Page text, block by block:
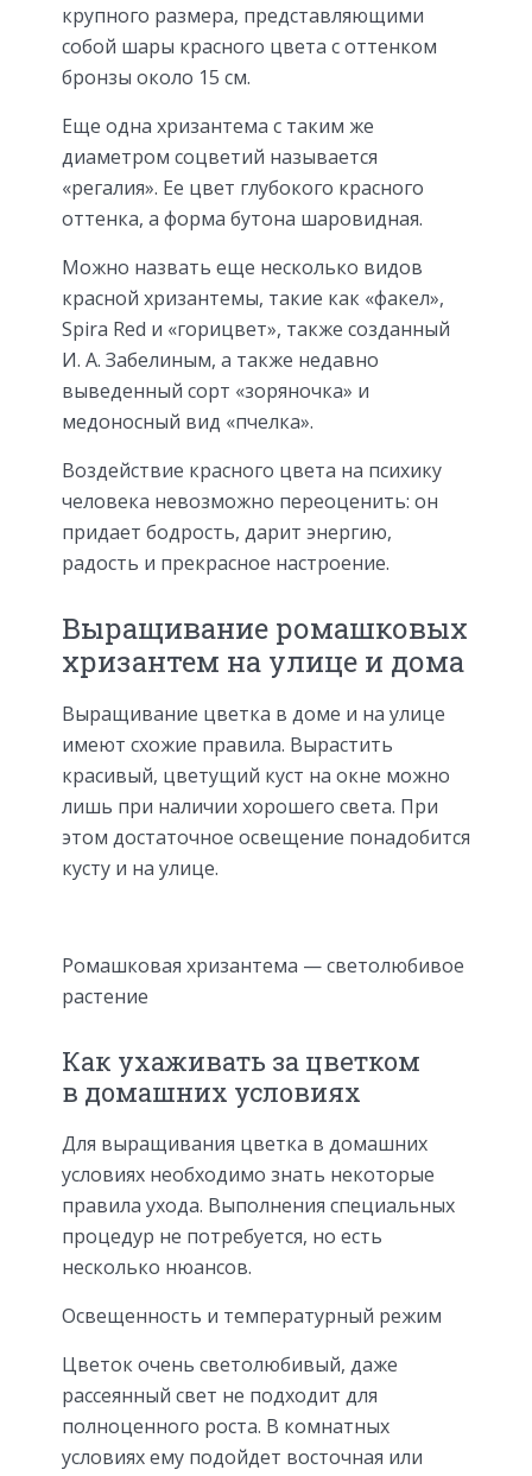
крупного размера, представляющими
собой шары красного цвета с оттенком
бронзы около 15 см.
Еще одна хризантема с таким же
диаметром соцветий называется
«регалия». Ее цвет глубокого красного
оттенка, а форма бутона шаровидная.
Можно назвать еще несколько видов
красной хризантемы, такие как «факел»,
Spira Red и «горицвет», также созданный
И. А. Забелиным, а также недавно
выведенный сорт «зоряночка» и
медоносный вид «пчелка».
Воздействие красного цвета на психику
человека невозможно переоценить: он
придает бодрость, дарит энергию,
радость и прекрасное настроение.
Выращивание ромашковых
хризантем на улице и дома
Выращивание цветка в доме и на улице
имеют схожие правила. Вырастить
красивый, цветущий куст на окне можно
лишь при наличии хорошего света. При
этом достаточное освещение понадобится
кусту и на улице.
Ромашковая хризантема — светолюбивое
растение
Как ухаживать за цветком
в домашних условиях
Для выращивания цветка в домашних
условиях необходимо знать некоторые
правила ухода. Выполнения специальных
процедур не потребуется, но есть
несколько нюансов.
Освещенность и температурный режим
Цветок очень светолюбивый, даже
рассеянный свет не подходит для
полноценного роста. В комнатных
условиях ему подойдет восточная или